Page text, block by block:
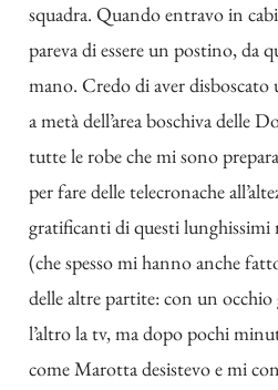
squadra. Quando entravo in
pareva di essere un postino, da
mano. Credo di aver
a metà dell’area boschiva delle
tutte le robe che mi sono
per fare delle telecronache
gratificanti di questi
(che spesso mi hanno anche
delle altre partite: con un occhio
l’altro la tv, ma dopo pochi
come Marotta desistevo e mi